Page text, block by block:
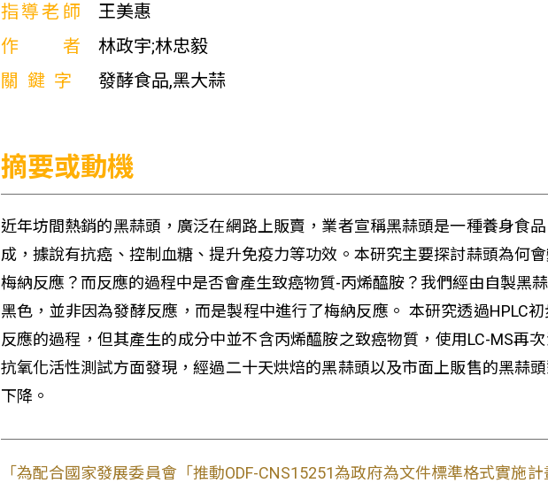
指導老師
王美惠
作者
林政宇;林忠毅
關鍵字
發酵食品,黑大蒜
摘要或動機
近年坊間熱銷的黑蒜頭，廣泛在網路上販賣，業者宣稱黑蒜頭是一種養身食
成，據說有抗癌、控制血糖、提升免疫力等功效。本研究主要探討蒜頭為何
梅納反應？而反應的過程中是否會產生致癌物質-丙烯醯胺？我們經由自製黑
黑色，並非因為發酵反應，而是製程中進行了梅納反應。 本研究透過HPLC
反應的過程，但其產生的成分中並不含丙烯醯胺之致癌物質，使用LC-MS再
抗氧化活性測試方面發現，經過二十天烘焙的黑蒜頭以及市面上販售的黑蒜
下降。
「為配合國家發展委員會「推動ODF-CNS15251為政府為文件標準格式實施